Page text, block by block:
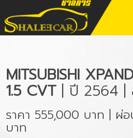
MITSUBISHI
1.5 CVT | ปี 2564 |
ราคา 555,000 บาท | ผ่
บาท